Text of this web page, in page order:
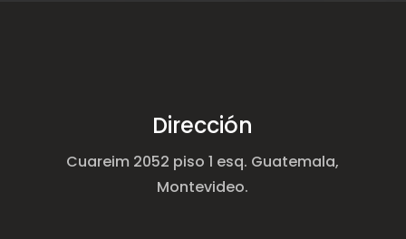
Dirección
Cuareim 2052 piso 1 esq. Guatemala,
Montevideo.